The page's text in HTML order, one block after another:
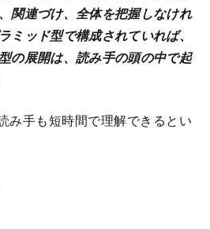
関連づけ、全体を把握しなけれ
ッド型で構成されていれば、
の展開は、読み手の頭の中で起
手も短時間で理解できるとい